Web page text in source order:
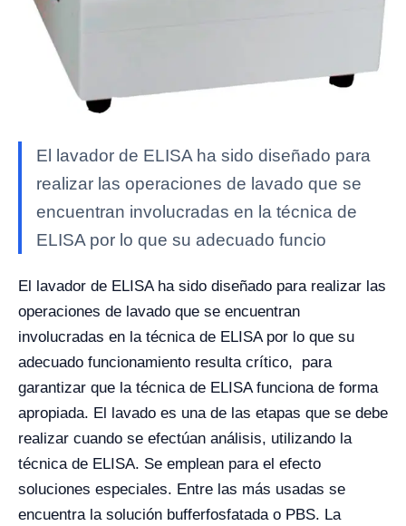
El lavador de ELISA ha sido diseñado para
realizar las operaciones de lavado que se
encuentran involucradas en la técnica de
ELISA por lo que su adecuado funcio
El lavador de ELISA ha sido diseñado para realizar las
operaciones de lavado que se encuentran
involucradas en la técnica de ELISA por lo que su
adecuado funcionamiento resulta crítico, para
garantizar que la técnica de ELISA funciona de forma
apropiada. El lavado es una de las etapas que se debe
realizar cuando se efectúan análisis, utilizando la
técnica de ELISA. Se emplean para el efecto
soluciones especiales. Entre las más usadas se
encuentra la solución bufferfosfatada o PBS. La